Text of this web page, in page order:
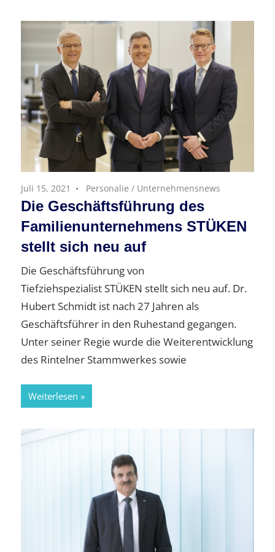
Juli 15, 2021 Personalie / Unternehmensnews
Die Geschäftsführung des
Familienunternehmens STÜKEN
stellt sich neu auf
Die Geschäftsführung von
Tiefziehspezialist STÜKEN stellt sich neu auf. Dr.
Hubert Schmidt ist nach 27 Jahren als
Geschäftsführer in den Ruhestand gegangen.
Unter seiner Regie wurde die Weiterentwicklung
des Rintelner Stammwerkes sowie
Weiterlesen